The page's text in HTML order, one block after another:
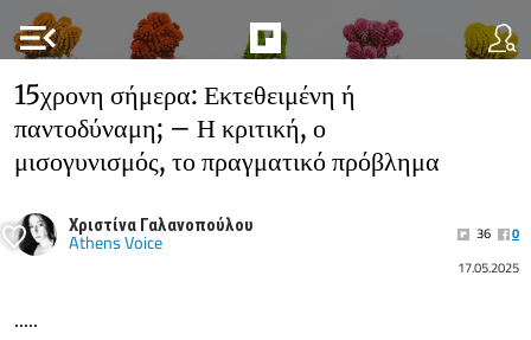
menu_open
15χρονη σήμερα: Εκτεθειμένη ή
παντοδύναμη; – Η κριτική, ο
μισογυνισμός, το πραγματικό πρόβλημα
Χριστίνα Γαλανοπούλου
Athens Voice 36
0
17.05.2025
.....